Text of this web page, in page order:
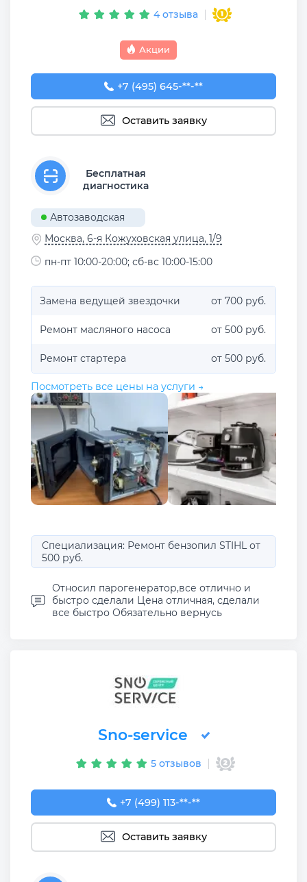
4 отзыва
Акции
+7 (495) 645-55-75
+7 (495) 645-**-**
Оставить заявку
Бесплатная
диагностика
Автозаводская
Москва, 6-я Кожуховская улица, 1/9
пн-пт 10:00-20:00; сб-вс 10:00-15:00
Замена ведущей звездочки от 700 руб.
Ремонт масляного насоса от 500 руб.
Ремонт стартера от 500 руб.
Посмотреть все цены на услуги →
Специализация: Ремонт бензопил STIHL от
500 руб.
Относил парогенератор,все отлично и
быстро сделали Цена отличная, сделали
все быстро Обязательно вернусь
Sno-service
5 отзывов
+7 (499) 113-44-64
+7 (499) 113-**-**
Оставить заявку